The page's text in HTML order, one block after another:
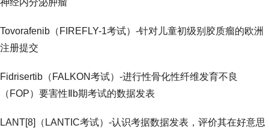
Tovorafenib（FIREFLY-1考试）-针对儿童初级别胶质瘤的欧洲
注册提交
Fidrisertib（FALKON考试）-进行性骨化性纤维发育不良
（FOP）要害性Ⅱb期考试的数据发表
LANT[8]（LANTIC考试）-认识考据数据发表，评价其在好意思